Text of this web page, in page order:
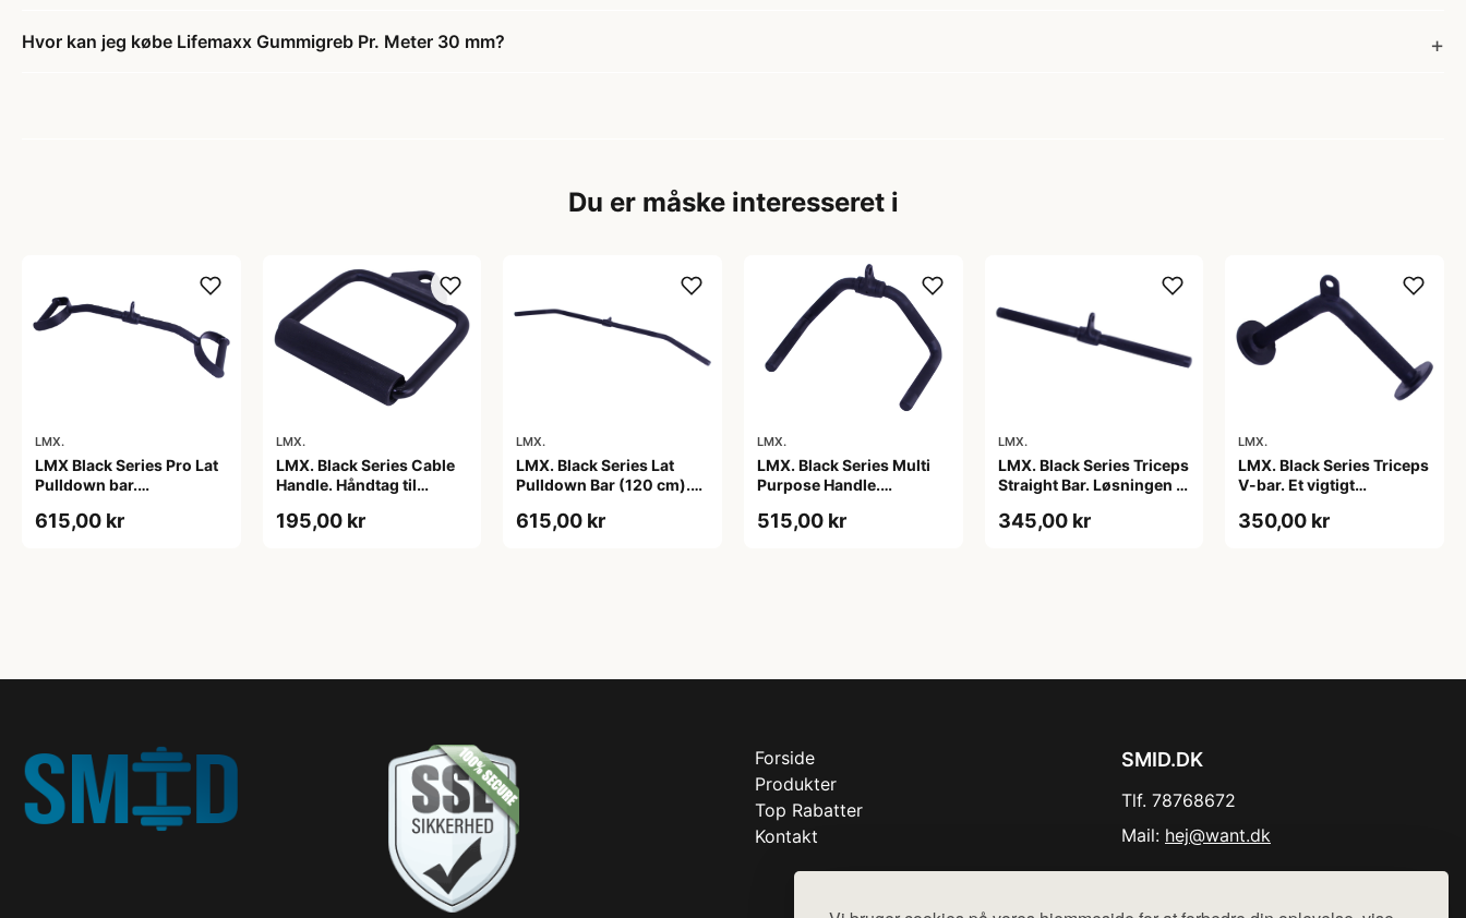
Hvor kan jeg købe Lifemaxx Gummigreb Pr. Meter 30 mm?
Du er måske interesseret i
LMX.
LMX Black Series Pro Lat
Pulldown bar.
med håndtag. Holdbar.
615,00 kr
LMX.
LMX. Black Series Cable
Handle. Håndtag til
design. Sort farve. I høj
195,00 kr
LMX.
LMX. Black Series Lat
Pulldown Bar (120 cm).
farve. Stilfuldt og robust
615,00 kr
LMX.
LMX. Black Series Multi
Purpose Handle.
Riflet håndtag der sikrer
515,00 kr
LMX.
LMX. Black Series Triceps
Straight Bar. Løsningen til
greb, som sikrer et fast
345,00 kr
LMX.
LMX. Black Series Triceps
V-bar. Et vigtigt
greb, der gør det nemt at
350,00 kr
Forside
Produkter
Top Rabatter
Kontakt
SMID.DK
Tlf. 78768672
Mail: hej@want.dk